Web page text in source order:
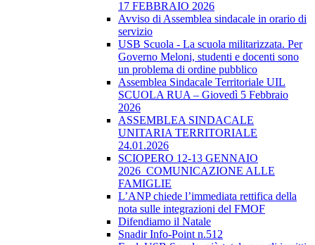
17 FEBBRAIO 2026
Avviso di Assemblea sindacale in orario di
servizio
USB Scuola - La scuola militarizzata. Per
Governo Meloni, studenti e docenti sono
un problema di ordine pubblico
Assemblea Sindacale Territoriale UIL
SCUOLA RUA – Giovedì 5 Febbraio
2026
ASSEMBLEA SINDACALE
UNITARIA TERRITORIALE
24.01.2026
SCIOPERO 12-13 GENNAIO
2026_COMUNICAZIONE ALLE
FAMIGLIE
L’ANP chiede l’immediata rettifica della
nota sulle integrazioni del FMOF
Difendiamo il Natale
Snadir Info-Point n.512